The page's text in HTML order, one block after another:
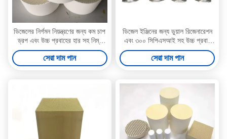
ডিজেলের নির্গমন নিয়ন্ত্রণের জন্য কম চাপ
ড্রপ এবং উচ্চ প্রবাহের হার সহ নিম্ন
ব্যাক চাপ অনুঘটক ডিপিএফ
সেরা দাম পান
ডিজেল ইঞ্জিনের জন্য ডুয়াল রিজেনারেশন
এবং ৩০০ সিপিএসআই সহ উচ্চ প্রবাহ
হার ক্যাটালিস্ট ডি পি এফ
সেরা দাম পান